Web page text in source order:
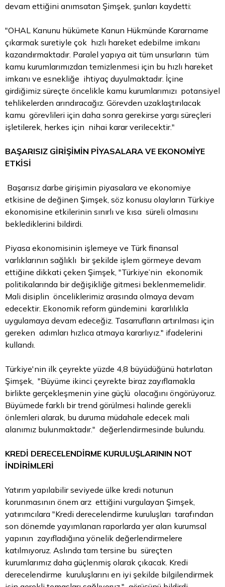
devam ettiğini anımsatan Şimşek, şunları kaydetti:
"OHAL Kanunu hükümete Kanun Hükmünde Kararname
çıkarmak suretiyle çok hızlı hareket edebilme imkanı
kazandırmaktadır. Paralel yapıya ait tüm unsurların tüm
kamu kurumlarımızdan temizlenmesi için bu hızlı hareket
imkanı ve esnekliğe ihtiyaç duyulmaktadır. İçine
girdiğimiz süreçte öncelikle kamu kurumlarımızı potansiyel
tehlikelerden arındıracağız. Görevden uzaklaştırılacak
kamu görevlileri için daha sonra gerekirse yargı süreçleri
işletilerek, herkes için nihai karar verilecektir."
BAŞARISIZ GİRİŞİMİN PİYASALARA VE EKONOMİYE
ETKİSİ
Başarısız darbe girişimin piyasalara ve ekonomiye
etkisine de değinen Şimşek, söz konusu olayların Türkiye
ekonomisine etkilerinin sınırlı ve kısa süreli olmasını
beklediklerini bildirdi.
Piyasa ekonomisinin işlemeye ve Türk finansal
varlıklarının sağlıklı bir şekilde işlem görmeye devam
ettiğine dikkati çeken Şimşek, "Türkiye’nin ekonomik
politikalarında bir değişikliğe gitmesi beklenmemelidir.
Mali disiplin önceliklerimiz arasında olmaya devam
edecektir. Ekonomik reform gündemini kararlılıkla
uygulamaya devam edeceğiz. Tasarrufların artırılması için
gereken adımları hızlıca atmaya kararlıyız." ifadelerini
kullandı.
Türkiye'nin ilk çeyrekte yüzde 4,8 büyüdüğünü hatırlatan
Şimşek, "Büyüme ikinci çeyrekte biraz zayıflamakla
birlikte gerçekleşmenin yine güçlü olacağını öngörüyoruz.
Büyümede farklı bir trend görülmesi halinde gerekli
önlemleri alarak, bu duruma müdahale edecek mali
alanımız bulunmaktadır." değerlendirmesinde bulundu.
KREDİ DERECELENDİRME KURULUŞLARININ NOT
İNDİRİMLERİ
Yatırım yapılabilir seviyede ülke kredi notunun
korunmasının önem arz ettiğini vurgulayan Şimşek,
yatırımcılara "Kredi derecelendirme kuruluşları tarafından
son dönemde yayımlanan raporlarda yer alan kurumsal
yapının zayıfladığına yönelik değerlendirmelere
katılmıyoruz. Aslında tam tersine bu süreçten
kurumlarımız daha güçlenmiş olarak çıkacak. Kredi
derecelendirme kuruluşlarını en iyi şekilde bilgilendirmek